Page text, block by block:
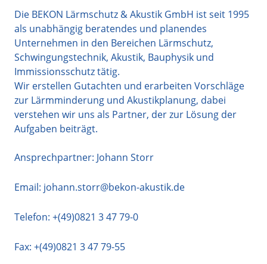
Die BEKON Lärmschutz & Akustik GmbH ist seit 1995
als unabhängig beratendes und planendes
Unternehmen in den Bereichen Lärmschutz,
Schwingungstechnik, Akustik, Bauphysik und
Immissionsschutz tätig.
Wir erstellen Gutachten und erarbeiten Vorschläge
zur Lärmminderung und Akustikplanung, dabei
verstehen wir uns als Partner, der zur Lösung der
Aufgaben beiträgt.
Ansprechpartner: Johann Storr
Email: johann.storr@bekon-akustik.de
Telefon: +(49)0821 3 47 79-0
Fax: +(49)0821 3 47 79-55